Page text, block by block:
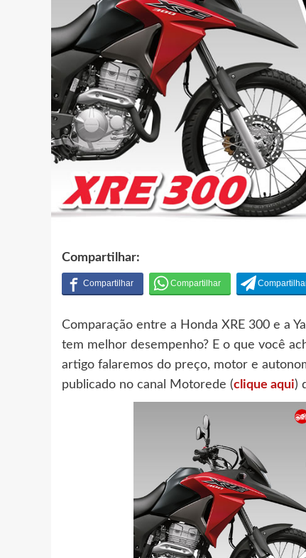
Compartilhar:
Comparação entre a Honda XRE 300 e a
tem melhor desempenho? E o que você
artigo falaremos do preço, motor e
publicado no canal Motorede (clique aqui)